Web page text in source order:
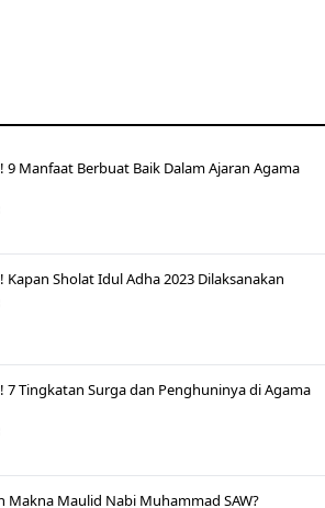
9 Manfaat Berbuat Baik Dalam Ajaran Agama
Kapan Sholat Idul Adha 2023 Dilaksanakan
7 Tingkatan Surga dan Penghuninya di Agama
Makna Maulid Nabi Muhammad SAW?